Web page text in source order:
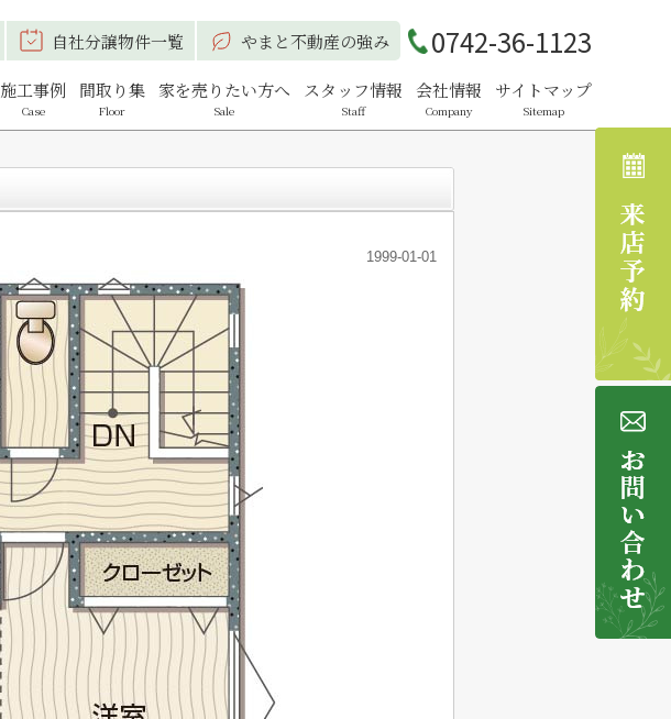
自社分譲物件一覧 やまと不動産の強み 0742-36-1123
施工事例
Case
間取り集
Floor
家を売りたい方へ
Sale
スタッフ情報
Staff
会社情報
Company
サイトマップ
Sitemap
1999-01-01